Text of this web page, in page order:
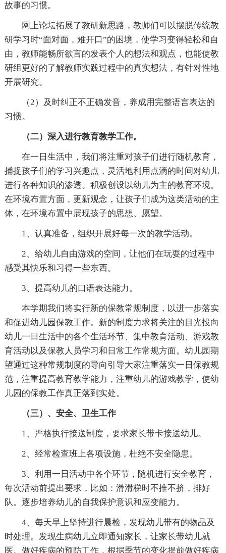
故事的习惯。
网上论坛拓展了教研新思路，教师们可以摆脱传统教
研学习时“面对面，难开口”的困境，使学习变得轻松和自
由，教师能畅所欲言的发表个人的想法和观点，也能使教
研组更好的了解教师实践过程中的真实想法，有针对性地
开展研究。
（2）及时纠正不正确发音，养成用完整语言表达的
习惯。
（二）深入进行教育教学工作。
在一日生活中，我们将注重对孩子们进行随机教育，
捕捉孩子们的学习兴趣点，灵活地利用点滴的时间对幼儿
进行各种知识的渗透。积极创设以幼儿为主的教育环境。
在环境布置方面，更新观念，让孩子们成为这类活动的主
体，在环境布置中展现孩子的思想、愿望。
1、认真准备，组织开展好每一次的教学活动。
2、给幼儿自由游戏的空间，让他们在玩耍的过程中
感受其快乐和习得一些东西。
3、提高幼儿的口语表达能力。
本学期我们将实行新的保教常规制度，以进一步落实
和促进幼儿园保教工作。新的制度力求将关注的目光投向
幼儿一日生活中的各个生活环节、集中教育活动、游戏教
育活动以及保教人员学习和日常工作常规方面。幼儿园期
望通过这种常规制度的导向引导大家注重落实一日保教规
范，注重提高教育教学能力，注重幼儿的游戏教学，使幼
儿园的保教工作真正落到实处。
（三）、安全、卫生工作
1、严格执行接送制度，要求家长带卡接送幼儿。
2、经常检查班上各项设施，杜绝不安全隐患。
3、利用一日活动中各个环节，随机进行安全教育，
每次活动前提出要求，比如：滑滑梯时不推不挤，排好
队。逐步培养幼儿的自我保护意识和应变能力。
4、每天早上坚持进行晨检，发现幼儿带有的物品及
时处理。发现生病幼儿立即通知家长，让家长带幼儿就
医。做好疾病的预防工作，根据季节的变化提前做好疾病